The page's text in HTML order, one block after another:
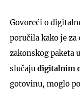
Govoreći o
poručila kako je
zakonskog paketa
slučaju digitalnim
gotovinu, moglo